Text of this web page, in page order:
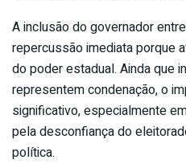
A inclusão do governador
repercussão imediata porque
do poder estadual. Ainda que
representem condenação, o
significativo, especialmente
pela desconfiança do
política.